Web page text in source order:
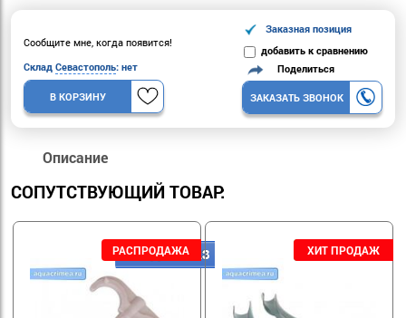
Сообщите мне, когда появится!
Заказная позиция
добавить к сравнению
Склад Севастополь: нет
В КОРЗИНУ
Поделиться
ЗАКАЗАТЬ ЗВОНОК
Описание
СОПУТСТВУЮЩИЙ ТОВАР: